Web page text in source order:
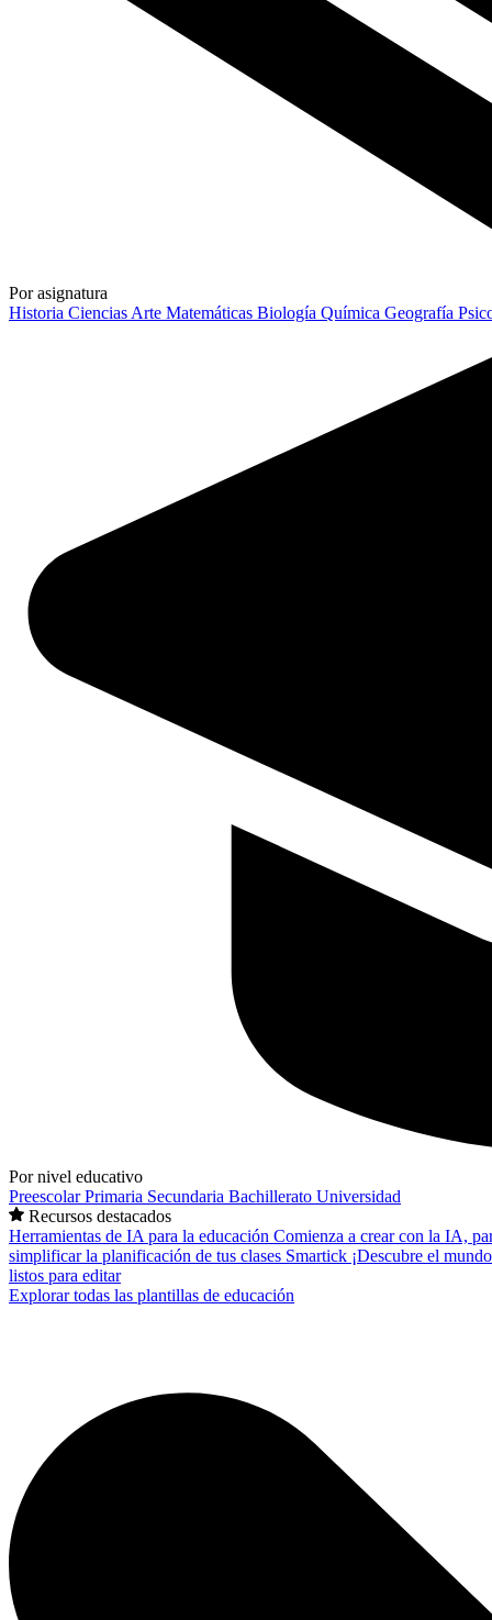
Por asignatura
Historia Ciencias Arte Matemáticas Biología Química Geografía
Por nivel educativo
PreescolarPrimaria Secundaria Bachillerato Universidad
Recursos destacados
Herramientas de IA para la educación Comienza a crear con la IA,
simplificar la planificación de tus clases Smartick ¡Descubre el
listos para editar
Explorar todas las plantillas de educación